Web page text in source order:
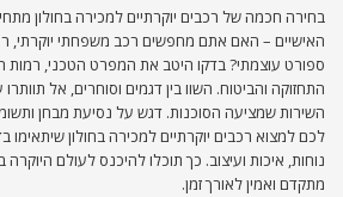
בחירה חכמה של רכבים יוקרתיים למכירה בחולון
האישיים – האם אתם מחפשים רכב משפחתי יוקרתי,
ספורט עוצמתי? בדקו היטב את המפרט הטכני, רמות
התחזוקה והביטוח. השוו בין דגמים וסוחרים, אל
השירות שמציעה הסוכנות. דגש על נסיעת מבחן
לכם למצוא רכבים יוקרתיים למכירה בחולון שיתאימו
נוחות, איכות ועיצוב. כך תוכלו להיכנס לעולם
מתקדם ואמין לאורך זמן.